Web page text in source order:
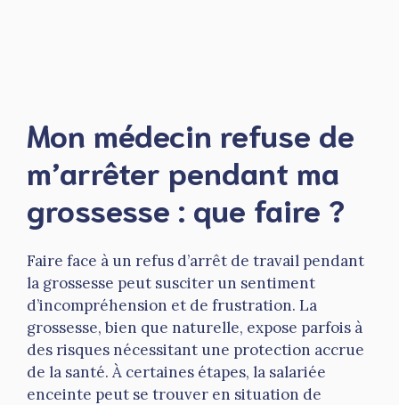
Mon médecin refuse de
m’arrêter pendant ma
grossesse : que faire ?
Faire face à un refus d’arrêt de travail pendant
la grossesse peut susciter un sentiment
d’incompréhension et de frustration. La
grossesse, bien que naturelle, expose parfois à
des risques nécessitant une protection accrue
de la santé. À certaines étapes, la salariée
enceinte peut se trouver en situation de